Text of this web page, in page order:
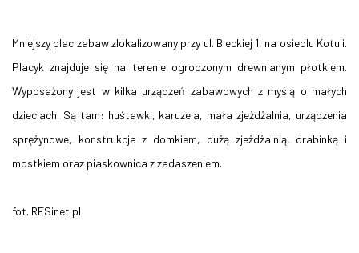
Mniejszy plac zabaw zlokalizowany przy ul. Bieckiej 1, na osiedlu Kotuli.
Placyk znajduje się na terenie ogrodzonym drewnianym płotkiem.
Wyposażony jest w kilka urządzeń zabawowych z myślą o małych
dzieciach. Są tam: huśtawki, karuzela, mała zjeżdżalnia, urządzenia
sprężynowe, konstrukcja z domkiem, dużą zjeżdżalnią, drabinką i
mostkiem oraz piaskownica z zadaszeniem.
fot. RESinet.pl